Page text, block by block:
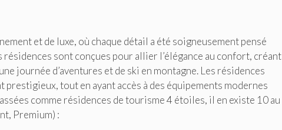
et de luxe, où chaque détail a été soigneusement pensé
sont conçues pour allier l’élégance au confort, créant
journée d’aventures et de ski en montagne. Les résidences
tout en ayant accès à des équipements modernes
comme résidences de tourisme 4 étoiles, il en existe 10 au
Premium) :